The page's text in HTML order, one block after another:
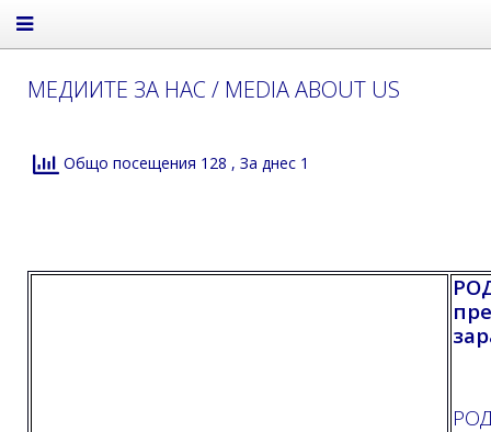
МЕДИИТЕ ЗА НАС / MEDIA ABOUT US
Общо посещения 128 , За днес 1